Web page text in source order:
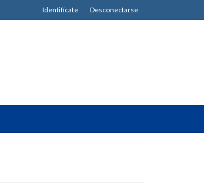
Identifícate Desconectarse